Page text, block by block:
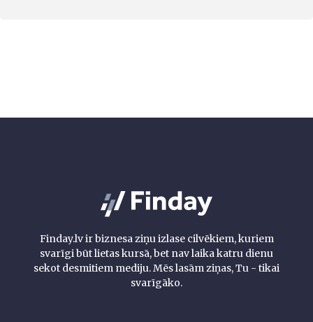
Finday.lv ir biznesa ziņu izlase cilvēkiem, kuriem
svarīgi būt lietas kursā, bet nav laika katru dienu
sekot desmitiem mediju. Mēs lasām ziņas, Tu - tikai
svarīgāko.